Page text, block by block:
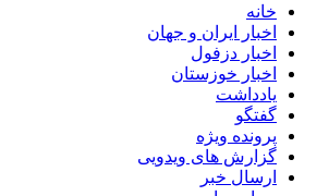
خانه
اخبار ایران و جهان
اخبار دزفول
اخبار خوزستان
یادداشت
گفتگو
پرونده ویژه
گزارش های ویدویی
ارسال خبر